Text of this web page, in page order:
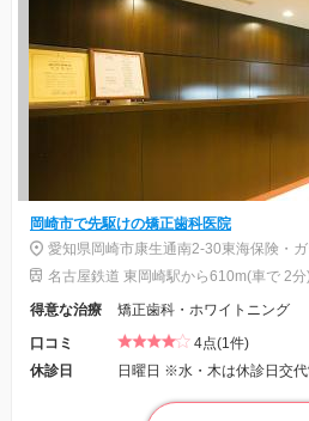
岡崎市で先駆けの矯正歯科医院
愛知県岡崎市康生通南2-30東海保険・
名古屋鉄道 東岡崎駅から610m(車で 2分)
得意な治療
矯正歯科・ホワイトニング
口コミ
4点(1件)
休診日
日曜日 ※水・木は休診日交代